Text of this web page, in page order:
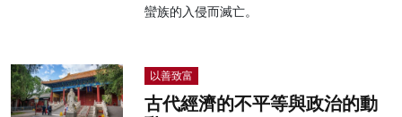
蠻族的入侵而滅亡。
以善致富
古代經濟的不平等與政治的動